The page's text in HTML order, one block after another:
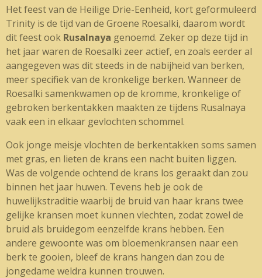
Het feest van de Heilige Drie-Eenheid, kort geformuleerd
Trinity is de tijd van de Groene Roesalki, daarom wordt
dit feest ook Rusalnaya genoemd. Zeker op deze tijd in
het jaar waren de Roesalki zeer actief, en zoals eerder al
aangegeven was dit steeds in de nabijheid van berken,
meer specifiek van de kronkelige berken. Wanneer de
Roesalki samenkwamen op de kromme, kronkelige of
gebroken berkentakken maakten ze tijdens Rusalnaya
vaak een in elkaar gevlochten schommel.
Ook jonge meisje vlochten de berkentakken soms samen
met gras, en lieten de krans een nacht buiten liggen.
Was de volgende ochtend de krans los geraakt dan zou
binnen het jaar huwen. Tevens heb je ook de
huwelijkstraditie waarbij de bruid van haar krans twee
gelijke kransen moet kunnen vlechten, zodat zowel de
bruid als bruidegom eenzelfde krans hebben. Een
andere gewoonte was om bloemenkransen naar een
berk te gooien, bleef de krans hangen dan zou de
jongedame weldra kunnen trouwen.